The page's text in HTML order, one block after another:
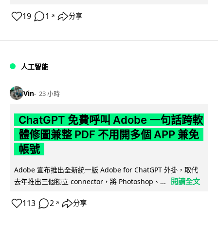
19 1 ↗ 分享
人工智能
Vin 23 小時
ChatGPT 免費呼叫 Adobe 一句話跨軟
體修圖兼整 PDF 不用開多個 APP 兼免
帳號
Adobe 宣布推出全新統一版 Adobe for ChatGPT 外掛，取代
去年推出三個獨立 connector，將 Photoshop、...
閱讀全文
113 2 ↗ 分享